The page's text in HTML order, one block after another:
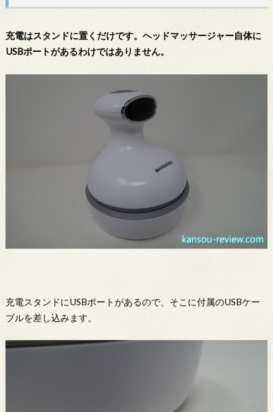
充電はスタンドに置くだけです。ヘッドマッサージャー自体に
USBポートがあるわけではありません。
充電スタンドにUSBポートがあるので、そこに付属のUSBケー
ブルを差し込みます。